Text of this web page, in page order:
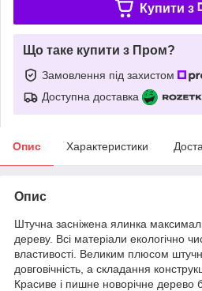
Купити з
Що таке купити з Пром?
Замовлення під захистом
Доступна доставка
Опис Характеристики
Опис
Штучна засніжена ялинка
дереву. Всі матеріали екологічно
властивості. Великим плюсом
довговічність, а складання
Красиве і пишне новорічне дерево